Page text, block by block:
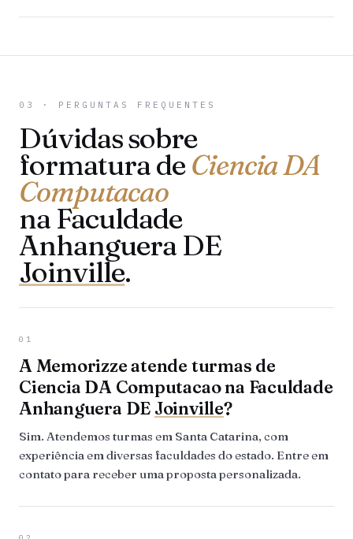
03 · PERGUNTAS FREQUENTES
Dúvidas sobre
formatura deCiencia DA
Computacao
na Faculdade
Anhanguera DE
Joinville.
01
A Memorizze atende turmas de
Ciencia DA Computacao na Faculdade
Anhanguera DE Joinville?
Sim. Atendemos turmas em Santa Catarina, com
experiência em diversas faculdades do estado. Entre em
contato para receber uma proposta personalizada.